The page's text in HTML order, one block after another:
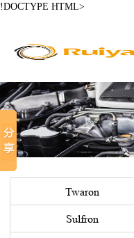
!DOCTYPE HTML>
Twaron
Sulfron